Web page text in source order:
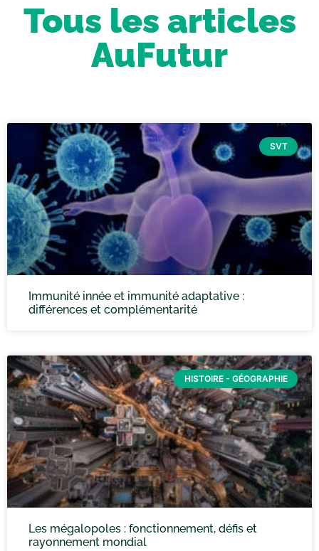
Tous les articles
AuFutur
SVT
Immunité innée et immunité adaptative :
différences et complémentarité
HISTOIRE - GÉOGRAPHIE
Les mégalopoles : fonctionnement, défis et
rayonnement mondial